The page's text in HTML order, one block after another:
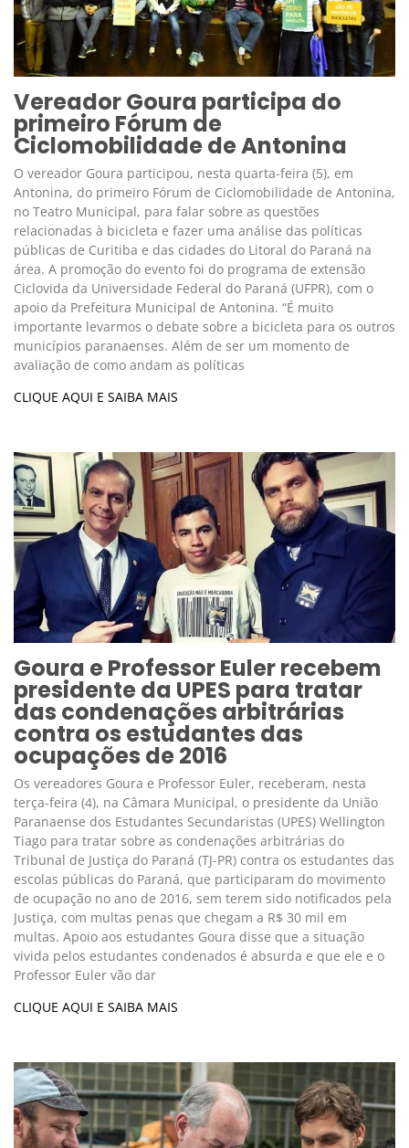
Vereador Goura participa do
primeiro Fórum de
Ciclomobilidade de Antonina
O vereador Goura participou, nesta quarta-feira (5), em
Antonina, do primeiro Fórum de Ciclomobilidade de Antonina,
no Teatro Municipal, para falar sobre as questões
relacionadas à bicicleta e fazer uma análise das políticas
públicas de Curitiba e das cidades do Litoral do Paraná na
área. A promoção do evento foi do programa de extensão
Ciclovida da Universidade Federal do Paraná (UFPR), com o
apoio da Prefeitura Municipal de Antonina. “É muito
importante levarmos o debate sobre a bicicleta para os outros
municípios paranaenses. Além de ser um momento de
avaliação de como andam as políticas
CLIQUE AQUI E SAIBA MAIS
Goura e Professor Euler recebem
presidente da UPES para tratar
das condenações arbitrárias
contra os estudantes das
ocupações de 2016
Os vereadores Goura e Professor Euler, receberam, nesta
terça-feira (4), na Câmara Municipal, o presidente da União
Paranaense dos Estudantes Secundaristas (UPES) Wellington
Tiago para tratar sobre as condenações arbitrárias do
Tribunal de Justiça do Paraná (TJ-PR) contra os estudantes das
escolas públicas do Paraná, que participaram do movimento
de ocupação no ano de 2016, sem terem sido notificados pela
Justiça, com multas penas que chegam a R$ 30 mil em
multas. Apoio aos estudantes Goura disse que a situação
vivida pelos estudantes condenados é absurda e que ele e o
Professor Euler vão dar
CLIQUE AQUI E SAIBA MAIS